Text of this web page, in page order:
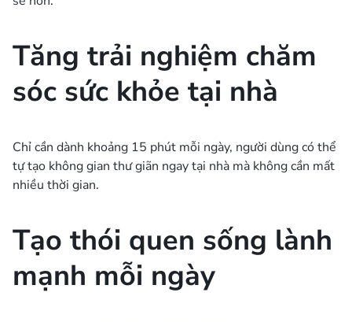
Tăng trải nghiệm chăm
sóc sức khỏe tại nhà
Chỉ cần dành khoảng 15 phút mỗi ngày, người dùng có thể
tự tạo không gian thư giãn ngay tại nhà mà không cần mất
nhiều thời gian.
Tạo thói quen sống lành
mạnh mỗi ngày